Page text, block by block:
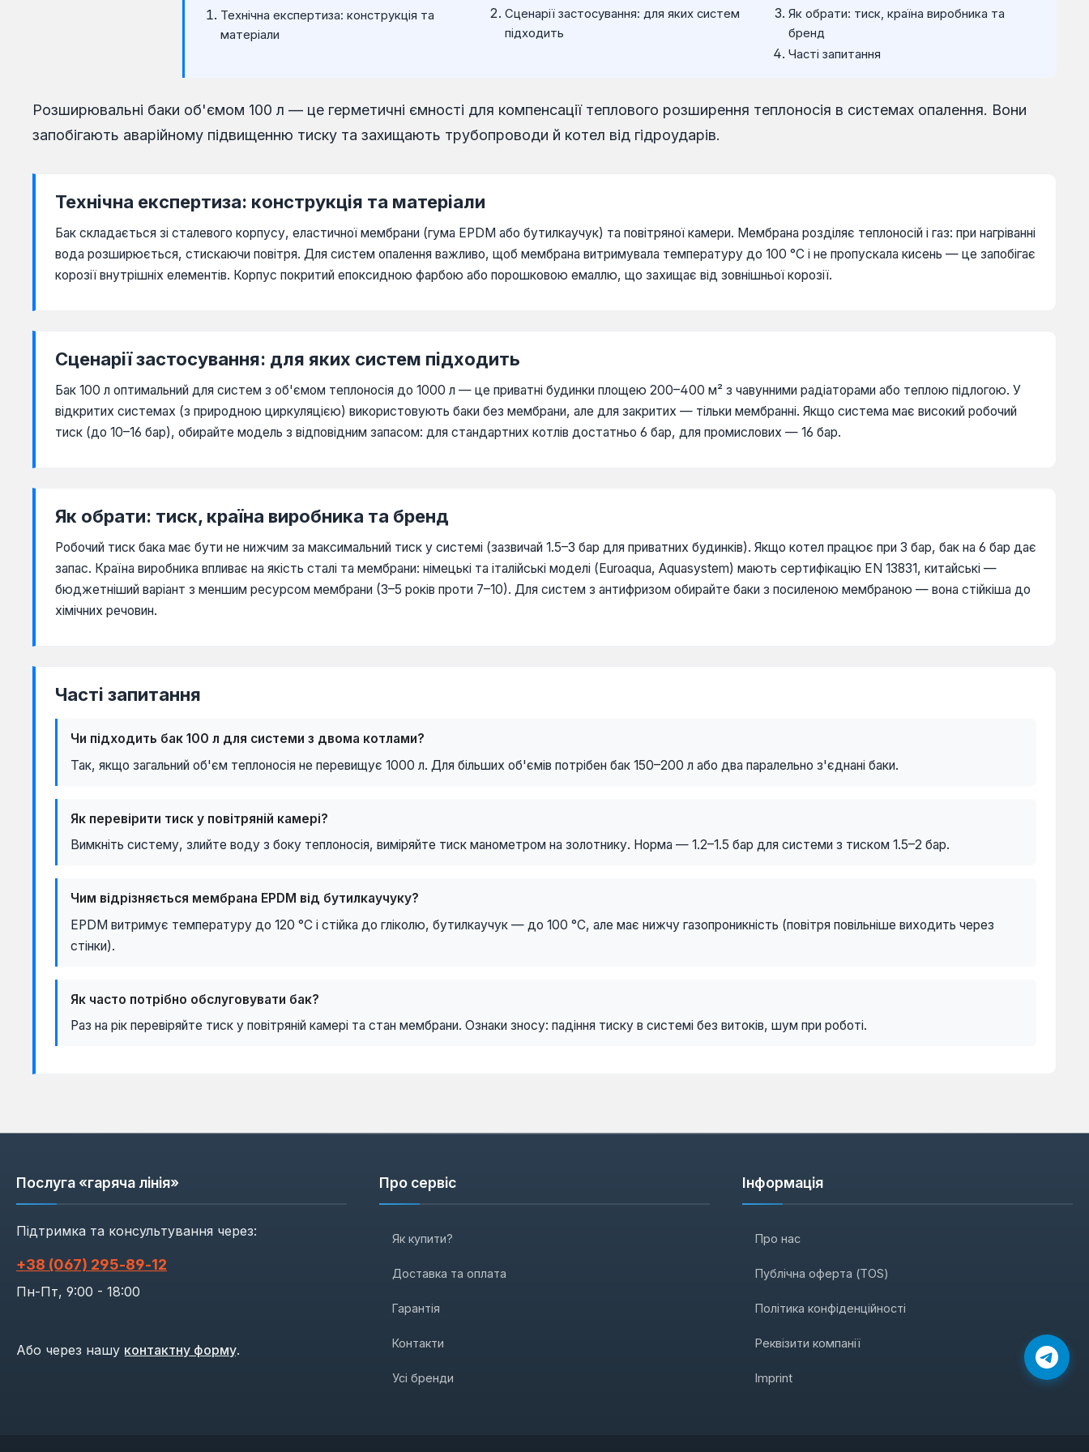
Технічна експертиза: конструкція та
матеріали
Сценарії застосування: для яких систем
підходить
Як обрати: тиск, країна виробника та
бренд
Часті запитання
Розширювальні баки об'ємом 100 л — це герметичні ємності для компенсації теплового розширення теплоносія в системах опалення. Вони
запобігають аварійному підвищенню тиску та захищають трубопроводи й котел від гідроударів.
Технічна експертиза: конструкція та матеріали
Бак складається зі сталевого корпусу, еластичної мембрани (гума EPDM або бутилкаучук) та повітряної камери. Мембрана розділяє теплоносій і газ: при нагріванні
вода розширюється, стискаючи повітря. Для систем опалення важливо, щоб мембрана витримувала температуру до 100 °C і не пропускала кисень — це запобігає
корозії внутрішніх елементів. Корпус покритий епоксидною фарбою або порошковою емаллю, що захищає від зовнішньої корозії.
Сценарії застосування: для яких систем підходить
Бак 100 л оптимальний для систем з об'ємом теплоносія до 1000 л — це приватні будинки площею 200–400 м² з чавунними радіаторами або теплою підлогою. У
відкритих системах (з природною циркуляцією) використовують баки без мембрани, але для закритих — тільки мембранні. Якщо система має високий робочий
тиск (до 10–16 бар), обирайте модель з відповідним запасом: для стандартних котлів достатньо 6 бар, для промислових — 16 бар.
Як обрати: тиск, країна виробника та бренд
Робочий тиск бака має бути не нижчим за максимальний тиск у системі (зазвичай 1.5–3 бар для приватних будинків). Якщо котел працює при 3 бар, бак на 6 бар дає
запас. Країна виробника впливає на якість сталі та мембрани: німецькі та італійські моделі (Euroaqua, Aquasystem) мають сертифікацію EN 13831, китайські —
бюджетніший варіант з меншим ресурсом мембрани (3–5 років проти 7–10). Для систем з антифризом обирайте баки з посиленою мембраною — вона стійкіша до
хімічних речовин.
Часті запитання
Чи підходить бак 100 л для системи з двома котлами?
Так, якщо загальний об'єм теплоносія не перевищує 1000 л. Для більших об'ємів потрібен бак 150–200 л або два паралельно з'єднані баки.
Як перевірити тиск у повітряній камері?
Вимкніть систему, злийте воду з боку теплоносія, виміряйте тиск манометром на золотнику. Норма — 1.2–1.5 бар для системи з тиском 1.5–2 бар.
Чим відрізняється мембрана EPDM від бутилкаучуку?
EPDM витримує температуру до 120 °C і стійка до гліколю, бутилкаучук — до 100 °C, але має нижчу газопроникність (повітря повільніше виходить через
стінки).
Як часто потрібно обслуговувати бак?
Раз на рік перевіряйте тиск у повітряній камері та стан мембрани. Ознаки зносу: падіння тиску в системі без витоків, шум при роботі.
Послуга «гаряча лінія»
Підтримка та консультування через:
+38 (067) 295‑89‑12
Пн-Пт, 9:00 - 18:00
Або через нашу контактну форму.
Про сервіс
Як купити?
Доставка та оплата
Гарантія
Контакти
Усі бренди
Інформація
Про нас
Публічна оферта (TOS)
Політика конфіденційності
Реквізити компанії
Imprint